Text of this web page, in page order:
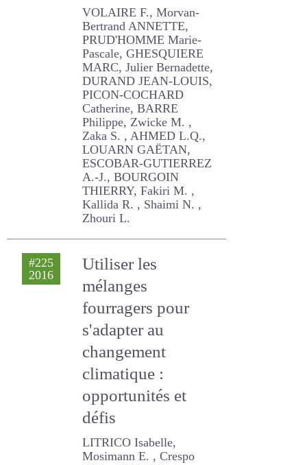
VOLAIRE F., Morvan-
Bertrand ANNETTE,
PRUD'HOMME Marie-
Pascale, GHESQUIERE
MARC, Julier Bernadette,
DURAND JEAN-LOUIS,
PICON-COCHARD
Catherine, BARRE Philippe,
Zwicke M. , Zaka S. ,
AHMED L.Q., LOUARN
GAËTAN, ESCOBAR-
GUTIERREZ A.-J.,
BOURGOIN THIERRY, Fakiri
M. , Kallida R. , Shaimi N. ,
Zhouri L.
#225
2016
mélanges
fourragers pour
s'adapter au
changement
climatique :
opportunités et
défis
Mosimann E. , Crespo D.G. ,
VOLAIRE F., GHESQUIERE